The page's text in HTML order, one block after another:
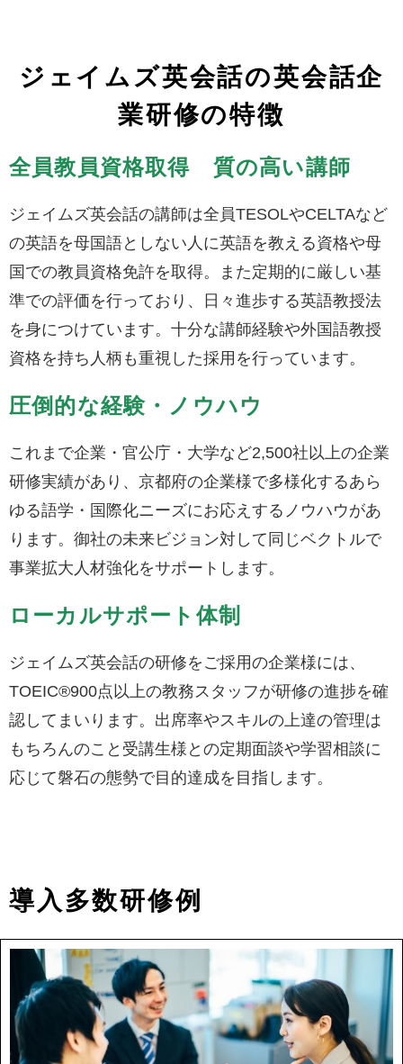
ジェイムズ英会話の英会話企
業研修の特徴
全員教員資格取得 質の高い講師
ジェイムズ英会話の講師は全員TESOLやCELTAなど
の英語を母国語としない人に英語を教える資格や母
国での教員資格免許を取得。また定期的に厳しい基
準での評価を行っており、日々進歩する英語教授法
を身につけています。十分な講師経験や外国語教授
資格を持ち人柄も重視した採用を行っています。
圧倒的な経験・ノウハウ
これまで企業・官公庁・大学など2,500社以上の企業
研修実績があり、京都府の企業様で多様化するあら
ゆる語学・国際化ニーズにお応えするノウハウがあ
ります。御社の未来ビジョン対して同じベクトルで
事業拡大人材強化をサポートします。
ローカルサポート体制
ジェイムズ英会話の研修をご採用の企業様には、
TOEIC®900点以上の教務スタッフが研修の進捗を確
認してまいります。出席率やスキルの上達の管理は
もちろんのこと受講生様との定期面談や学習相談に
応じて磐石の態勢で目的達成を目指します。
導入多数研修例